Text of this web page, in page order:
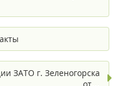
ЗАТО г. Зеленогорска